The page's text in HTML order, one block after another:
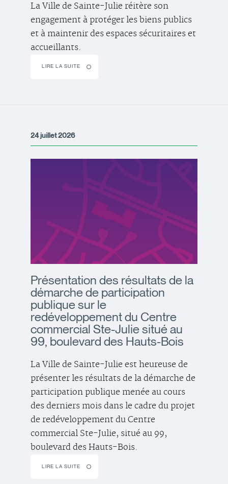
La Ville de Sainte-Julie réitère son
engagement à protéger les biens publics
et à maintenir des espaces sécuritaires et
accueillants.
LIRE LA SUITE
24 juillet 2026
Présentation des résultats de la
démarche de participation
publique sur le
redéveloppement du Centre
commercial Ste-Julie situé au
99, boulevard des Hauts-Bois
La Ville de Sainte-Julie est heureuse de
présenter les résultats de la démarche de
participation publique menée au cours
des derniers mois dans le cadre du projet
de redéveloppement du Centre
commercial Ste-Julie, situé au 99,
boulevard des Hauts-Bois.
LIRE LA SUITE